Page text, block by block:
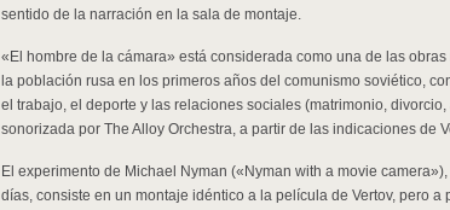
sentido de la narración en la sala de montaje.
«El hombre de la cámara» está considerada como una de las
la población rusa en los primeros años del comunismo soviético,
el trabajo, el deporte y las relaciones sociales (matrimonio,
sonorizada por The Alloy Orchestra, a partir de las indicaciones de
El experimento de Michael Nyman («Nyman with a movie
días, consiste en un montaje idéntico a la película de Vertov, pero